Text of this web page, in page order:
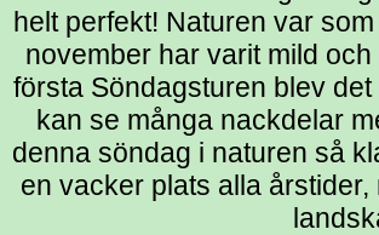
helt perfekt! Naturen var
november har varit mild
första Söndagsturen blev
kan se många nackdelar
denna söndag i naturen så
en vacker plats alla